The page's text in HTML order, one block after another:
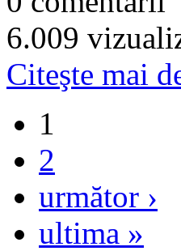
6.009
Citeşte mai
1
2
următor ›
ultima »